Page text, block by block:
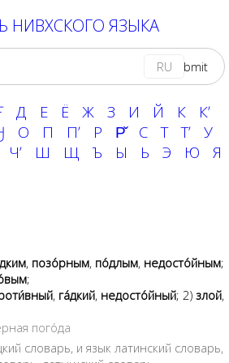
НИВХСКОГО ЯЗЫКА
RU
Д Е Ё Ж З И Й К
Кʼ
О П Пʼ Р Р̌ С Т Тʼ
У
Чʼ Ш Щ Ъ Ы Ь Э Ю Я
, позо́рным, по́длым, недосто́йным;
;
, га́дкий, недосто́йный; 2) злой,
пого́да
словарь, и язык латинский словарь,